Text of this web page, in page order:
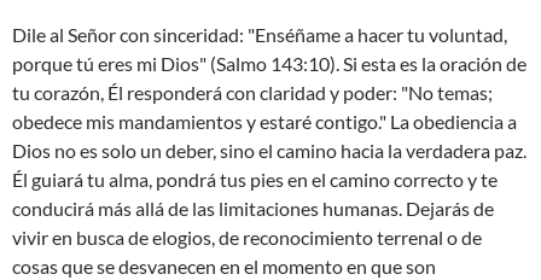
Dile al Señor con sinceridad: "Enséñame a hacer tu voluntad,
porque tú eres mi Dios" (Salmo 143:10). Si esta es la oración de
tu corazón, Él responderá con claridad y poder: "No temas;
obedece mis mandamientos y estaré contigo." La obediencia a
Dios no es solo un deber, sino el camino hacia la verdadera paz.
Él guiará tu alma, pondrá tus pies en el camino correcto y te
conducirá más allá de las limitaciones humanas. Dejarás de
vivir en busca de elogios, de reconocimiento terrenal o de
cosas que se desvanecen en el momento en que son